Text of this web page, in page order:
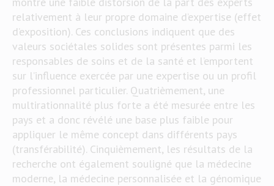
relativement à leur propre domaine d’expertise (effet
d’exposition). Ces conclusions indiquent que des
valeurs sociétales solides sont présentes parmi les
responsables de soins et de la santé et l’emportent
sur l’influence exercée par une expertise ou un profil
professionnel particulier. Quatrièmement, une
multirationnalité plus forte a été mesurée entre les
pays et a donc révélé une base plus faible pour
appliquer le même concept dans différents pays
(transférabilité). Cinquièmement, les résultats de la
recherche ont également souligné que la médecine
moderne, la médecine personnalisée et la génomique